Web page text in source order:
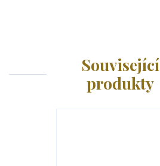
Související
produkty